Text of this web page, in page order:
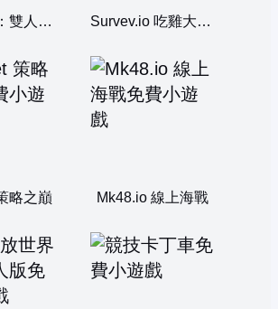
蒸汽迷城：雙人三消 Survev.io 吃雞大逃殺
略之巔 Mk48.io 線上海戰